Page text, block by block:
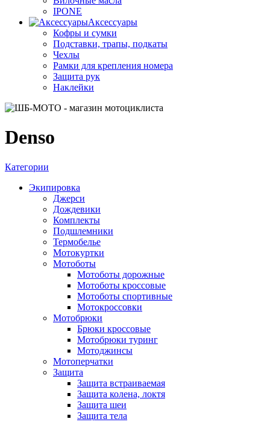
IPONE
Аксессуары
Кофры и сумки
Подставки, трапы, подкаты
Чехлы
Рамки для крепления номера
Защита рук
Наклейки
Denso
Категории
Экипировка
Джерси
Дождевики
Комплекты
Подшлемники
Термобелье
Мотокуртки
Мотоботы
Мотоботы дорожные
Мотоботы кроссовые
Мотоботы спортивные
Мотокроссовки
Мотобрюки
Брюки кроссовые
Мотобрюки туринг
Мотоджинсы
Мотоперчатки
Защита
Защита встраиваемая
Защита колена, локтя
Защита шеи
Защита тела